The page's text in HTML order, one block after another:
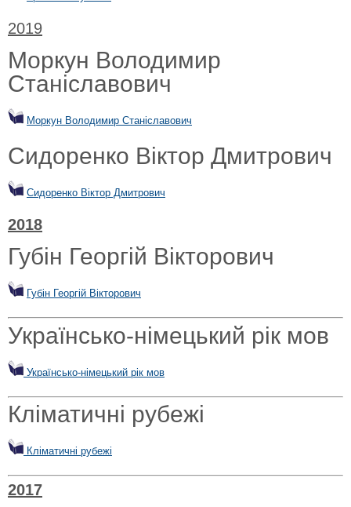
2019
Моркун Володимир
Станіславович
Моркун Володимир Станіславович
Сидоренко Віктор Дмитрович
Сидоренко Віктор Дмитрович
2018
Губін Георгій Вікторович
Губін Георгій Вікторович
Українсько-німецький рік мов
Українсько-німецький рік мов
Кліматичні рубежі
Кліматичні рубежі
2017